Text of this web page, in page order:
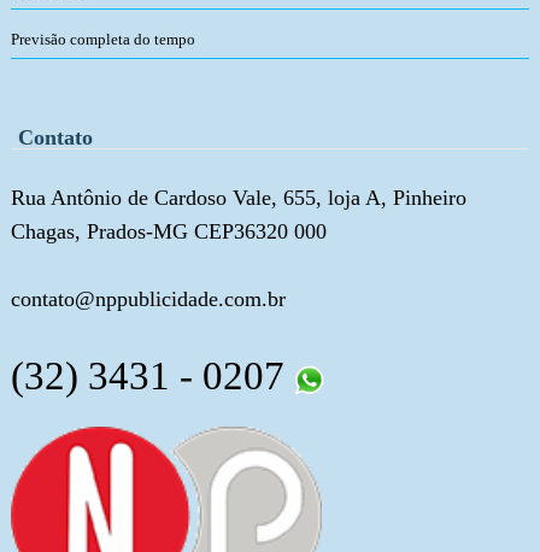
Previsão completa do tempo
Contato
Rua Antônio de Cardoso Vale, 655, loja A, Pinheiro
Chagas, Prados-MG CEP36320 000
contato@nppublicidade.com.br
(32) 3431 - 0207